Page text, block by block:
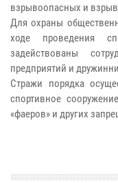
взрывоопасных и
Для охраны
ходе проведения
задействованы
предприятий и
Стражи порядка
спортивное
«фаеров» и других